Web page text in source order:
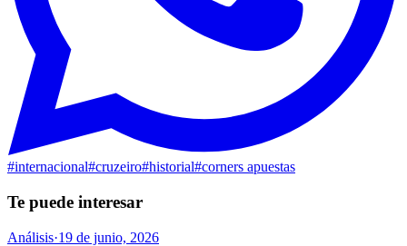
#internacional#cruzeiro#historial#corners apuestas
Te puede interesar
Análisis·19 de junio, 2026